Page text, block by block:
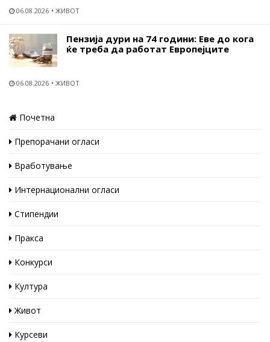
06.08.2026 ЖИВОТ
Пензија дури на 74 години: Еве до кога
ќе треба да работат Европејците
06.08.2026 ЖИВОТ
Почетна
Препорачани огласи
Вработување
Интернационални огласи
Стипендии
Пракса
Конкурси
Култура
Живот
Курсеви